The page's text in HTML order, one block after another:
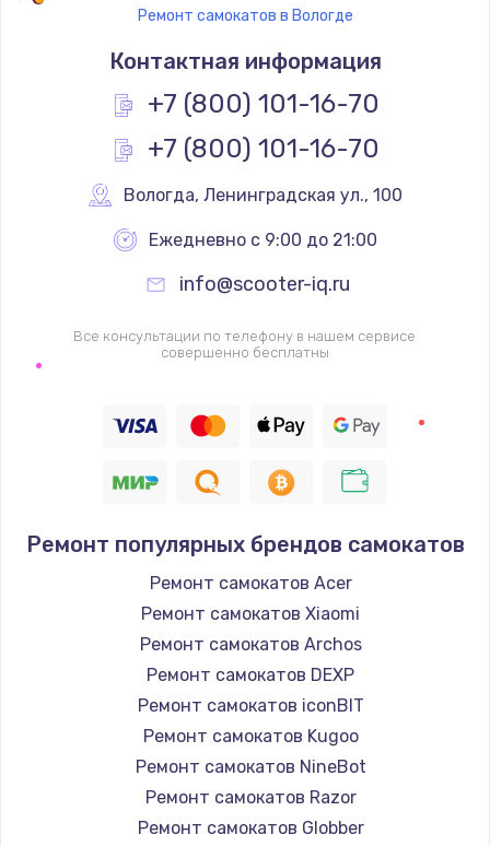
Ремонт самокатов в Вологде
Контактная информация
+7 (800) 101-16-70
+7 (800) 101-16-70
Вологда, Ленинградская ул., 100
Ежедневно с 9:00 до 21:00
info@scooter-iq.ru
Все консультации по телефону в нашем сервисе
совершенно бесплатны
Ремонт популярных брендов самокатов
Ремонт самокатов Acer
Ремонт самокатов Xiaomi
Ремонт самокатов Archos
Ремонт самокатов DEXP
Ремонт самокатов iconBIT
Ремонт самокатов Kugoo
Ремонт самокатов NineBot
Ремонт самокатов Razor
Ремонт самокатов Globber